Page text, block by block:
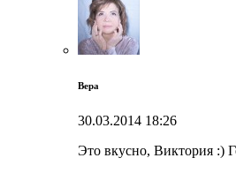
Вера
30.03.2014 18:26
Это вкусно, Виктория :)